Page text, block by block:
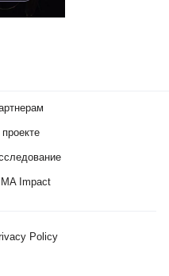
Impact
Policy